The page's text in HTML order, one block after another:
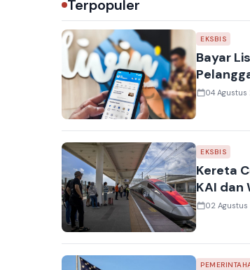
Terpopuler
EKSBIS
Bayar
04 Agustus
EKSBIS
Kereta
KAI dan
02